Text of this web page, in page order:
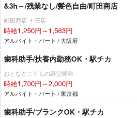
&3h～/残業なし/髪色自由/町田商店
町田商店 十三店
時給1,250円～1,563円
アルバイト・パート / 大阪府
歯科助手/扶養内勤務OK・駅チカ
おとなとこどもの経堂歯科
時給1,700円～2,000円
アルバイト・パート / 東京都
歯科助手/ブランクOK・駅チカ